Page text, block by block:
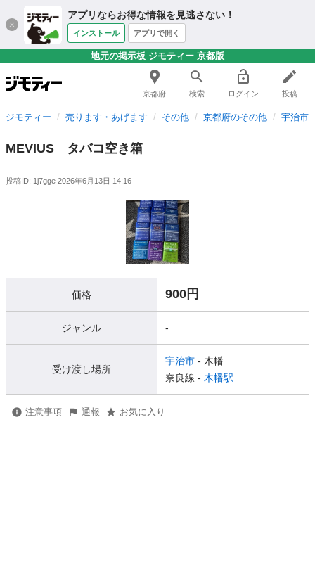
アプリならお得な情報を見逃さない！
インストール アプリで開く
地元の掲示板 ジモティー 京都版
京都府 検索 ログイン 投稿
ジモティー 売ります・あげます その他 京都府のその他 宇治市
MEVIUS タバコ空き箱
投稿ID: 1j7gge 2026年6月13日 14:16
価格 900円
ジャンル -
受け渡し場所
宇治市 - 木幡
奈良線 - 木幡駅
注意事項 通報 お気に入り